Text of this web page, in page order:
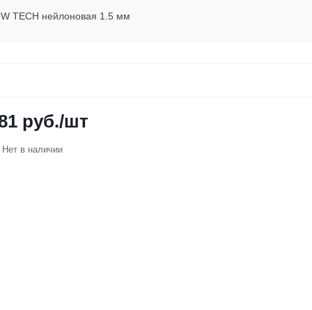
TECH нейлоновая 1.5 мм
руб./шт
Нет в наличии